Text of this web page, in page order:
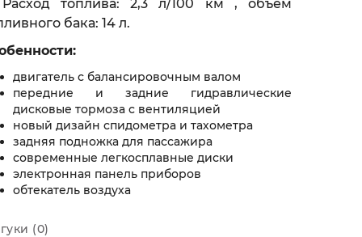
Расход топлива: 2,3 л/100 км , объем
бака: 14 л.
двигатель с балансировочным валом
передние и задние гидравлические
дисковые тормоза с вентиляцией
новый дизайн спидометра и тахометра
задняя подножка для пассажира
современные легкосплавные диски
электронная панель приборов
обтекатель воздуха
(0)